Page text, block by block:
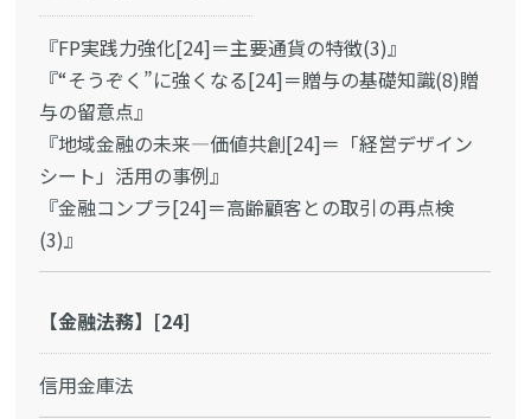
『FP実践力強化[24]＝主要通貨の特徴(3)』
『“そうぞく”に強くなる[24]＝贈与の基礎知識(8)贈
与の留意点』
『地域金融の未来―価値共創[24]＝「経営デザイン
シート」活用の事例』
『金融コンプラ[24]＝高齢顧客との取引の再点検
(3)』
【金融法務】[24]
信用金庫法